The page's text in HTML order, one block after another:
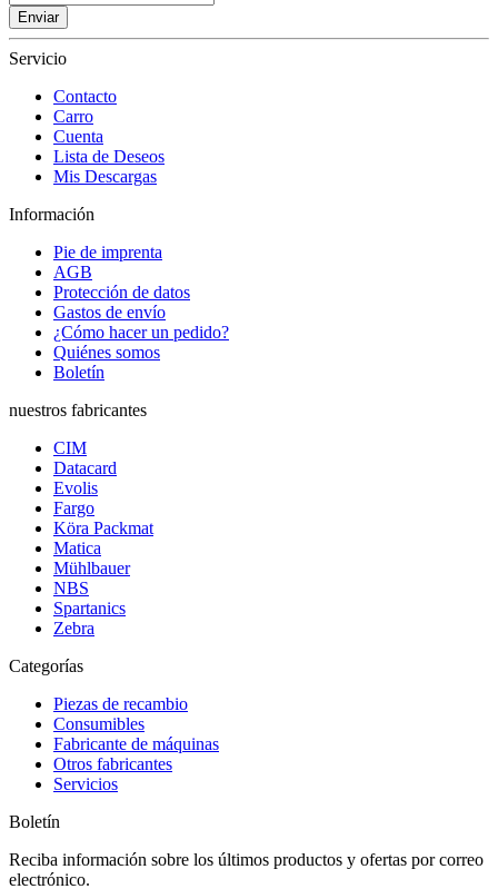
Enviar
Servicio
Contacto
Carro
Cuenta
Lista de Deseos
Mis Descargas
Información
Pie de imprenta
AGB
Protección de datos
Gastos de envío
¿Cómo hacer un pedido?
Quiénes somos
Boletín
nuestros fabricantes
CIM
Datacard
Evolis
Fargo
Köra Packmat
Matica
Mühlbauer
NBS
Spartanics
Zebra
Categorías
Piezas de recambio
Consumibles
Fabricante de máquinas
Otros fabricantes
Servicios
Boletín
Reciba información sobre los últimos productos y ofertas por correo
electrónico.